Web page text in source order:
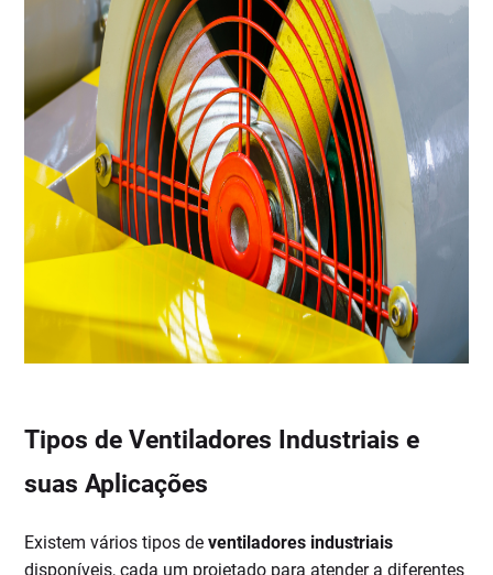
Tipos de Ventiladores Industriais e
suas Aplicações
Existem vários tipos deventiladores industriais
disponíveis, cada um projetado para atender a diferentes